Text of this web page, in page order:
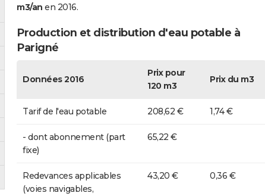
m3/an en 2016.
Production et distribution d'eau potable à
Parigné
Données 2016
Prix pour
120 m3
Prix du m3
Tarif de l'eau potable 208,62 € 1,74 €
- dont abonnement (part
fixe)
65,22 €
Redevances applicables
(voies navigables,
43,20 € 0,36 €